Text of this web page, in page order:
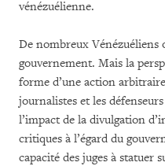
vénézuélienne.
De nombreux
gouvernement. Mais la
forme d’une action
journalistes et les
l’impact de la divulgation
critiques à l’égard du
capacité des juges à statuer